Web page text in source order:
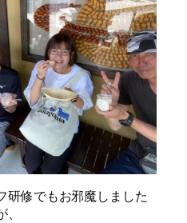
研修でもお邪魔しました
、